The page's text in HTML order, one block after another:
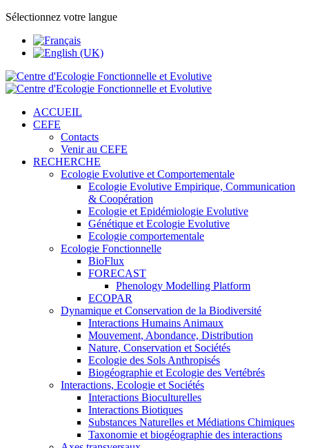
Sélectionnez votre langue
ACCUEIL
CEFE
Contacts
Venir au CEFE
RECHERCHE
Ecologie Evolutive et Comportementale
Ecologie Evolutive Empirique, Communication
& Coopération
Ecologie et Epidémiologie Evolutive
Génétique et Ecologie Evolutive
Ecologie comportementale
Ecologie Fonctionnelle
BioFlux
FORECAST
Phenology Modelling Platform
ECOPAR
Dynamique et Conservation de la Biodiversité
Interactions Humains Animaux
Mouvement, Abondance, Distribution
Nature, Conservation et Sociétés
Ecologie des Sols Anthropisés
Biogéographie et Ecologie des Vertébrés
Interactions, Ecologie et Sociétés
Interactions Bioculturelles
Interactions Biotiques
Substances Naturelles et Médiations Chimiques
Taxonomie et biogéographie des interactions